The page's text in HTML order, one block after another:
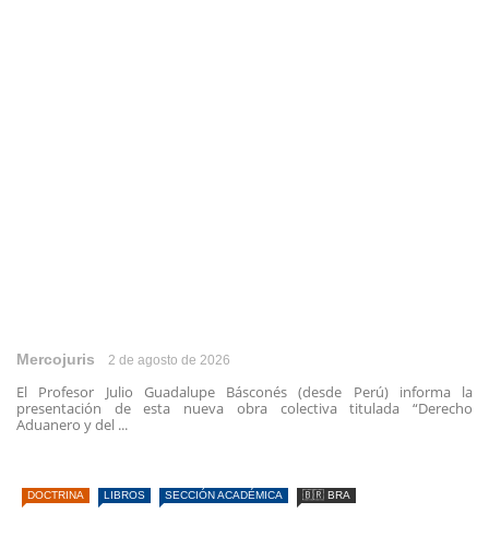
Mercojuris 2 de agosto de 2026
El Profesor Julio Guadalupe Básconés (desde Perú) informa la
presentación de esta nueva obra colectiva titulada “Derecho
Aduanero y del ...
DOCTRINA LIBROS SECCIÓN ACADÉMICA 🇧🇷 BRA